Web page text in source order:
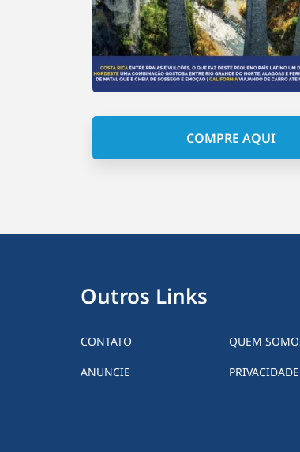
COMPRE AQUI
Outros Links
CONTATO QUEM
ANUNCIE PRIVACIDADE